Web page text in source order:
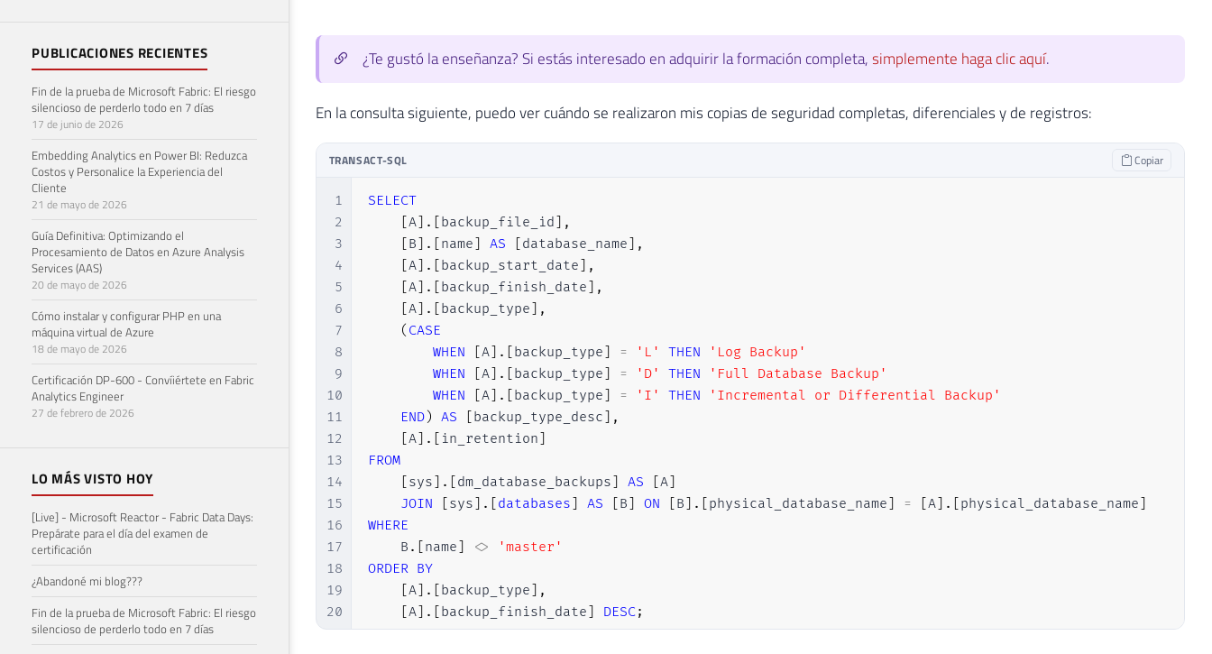
PUBLICACIONES RECIENTES
Fin de la prueba de Microsoft Fabric: El riesgo
silencioso de perderlo todo en 7 días
17 de junio de 2026
Embedding Analytics en Power BI: Reduzca
Costos y Personalice la Experiencia del
Cliente
21 de mayo de 2026
Guía Definitiva: Optimizando el
Procesamiento de Datos en Azure Analysis
Services (AAS)
20 de mayo de 2026
Cómo instalar y configurar PHP en una
máquina virtual de Azure
18 de mayo de 2026
Certificación DP-600 - Convíiértete en Fabric
Analytics Engineer
27 de febrero de 2026
LO MÁS VISTO HOY
[Live] - Microsoft Reactor - Fabric Data Days:
Prepárate para el día del examen de
certificación
¿Abandoné mi blog???
Fin de la prueba de Microsoft Fabric: El riesgo
silencioso de perderlo todo en 7 días
¿Te gustó la enseñanza? Si estás interesado en adquirir la formación completa,simplemente haga clic aquí.
En la consulta siguiente, puedo ver cuándo se realizaron mis copias de seguridad completas, diferenciales y de registros:
TRANSACT-SQL Copiar
1
2
3
4
5
6
7
8
9
10
11
12
13
14
15
16
17
18
19
20
SELECT
A] . backup_file_id
,
B . name AS database_name
,
A] . backup_start_date
,
A] . backup_finish_date
,
A] . backup_type
,
( CASE
WHEN
A] . backup_type = 'L' THEN
'Log Backup'
WHEN
A] . backup_type = 'D' THEN
'Full Database Backup'
WHEN
A] . backup_type = 'I' THEN
'Incremental or Differential Backup'
END) AS backup_type_desc
,
A] . in_retention
FROM
sys . dm_database_backups AS A]
JOIN
sys . databases AS B ON B . physical_database_name = A] . physical_database_name
WHERE
    B
. name <>
'master'
ORDER BY
A] . backup_type
,
A] . backup_finish_date DESC;